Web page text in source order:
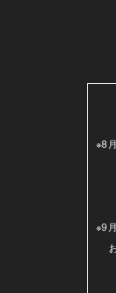
※8
※9